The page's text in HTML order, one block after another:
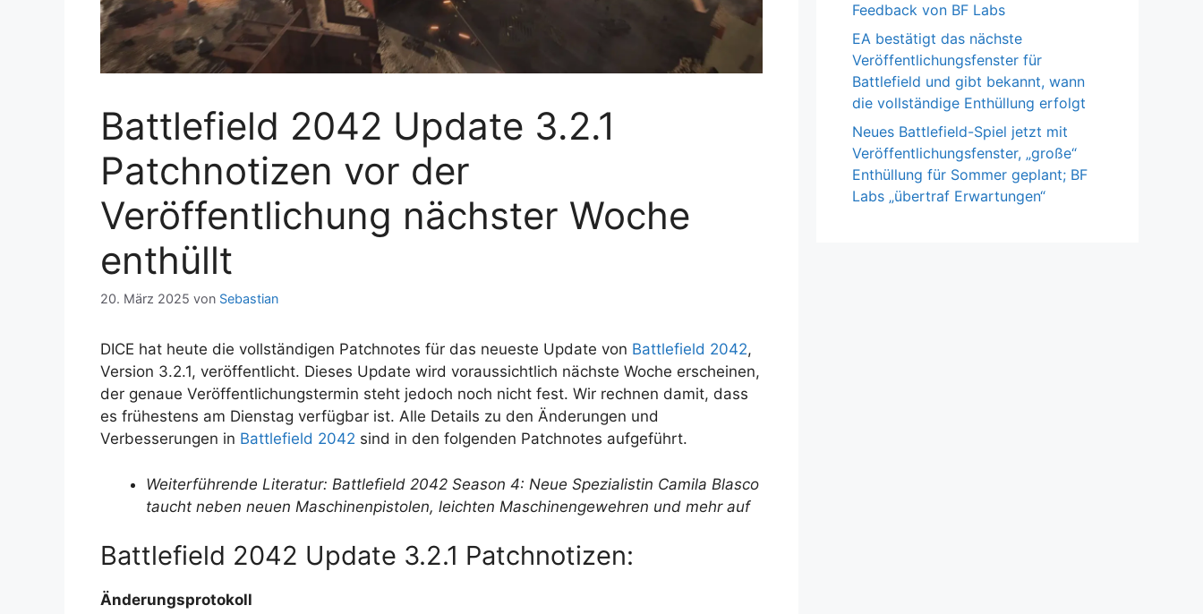
Battlefield 2042 Update 3.2.1
Patchnotizen vor der
Veröffentlichung nächster Woche
enthüllt
20. März 2025 von Sebastian
DICE hat heute die vollständigen Patchnotes für das neueste Update von Battlefield 2042,
Version 3.2.1, veröffentlicht. Dieses Update wird voraussichtlich nächste Woche erscheinen,
der genaue Veröffentlichungstermin steht jedoch noch nicht fest. Wir rechnen damit, dass
es frühestens am Dienstag verfügbar ist. Alle Details zu den Änderungen und
Verbesserungen in Battlefield 2042 sind in den folgenden Patchnotes aufgeführt.
Weiterführende Literatur: Battlefield 2042 Season 4: Neue Spezialistin Camila Blasco
taucht neben neuen Maschinenpistolen, leichten Maschinengewehren und mehr auf
Battlefield 2042 Update 3.2.1 Patchnotizen:
Änderungsprotokoll
Feedback von BF Labs
EA bestätigt das nächste
Veröffentlichungsfenster für
Battlefield und gibt bekannt, wann
die vollständige Enthüllung erfolgt
Neues Battlefield-Spiel jetzt mit
Veröffentlichungsfenster, „große“
Enthüllung für Sommer geplant; BF
Labs „übertraf Erwartungen“